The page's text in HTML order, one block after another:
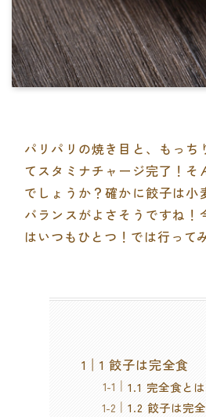
パリパリの焼き目と、もっ
てスタミナチャージ完了！
でしょうか？確かに餃子は
バランスがよさそうですね
はいつもひとつ！では行って
1 餃子は完全食
1.1 完全食と
1.2 餃子は完